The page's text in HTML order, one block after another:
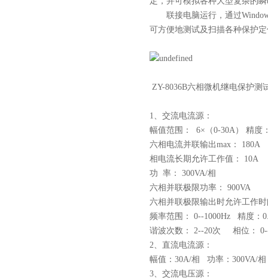
联接电脑运行，通过
可方便地测试及扫描各种保护
ZY-8036B六相微机继电保护测
1、交流电流源：
幅值范围： 6×（0-30A） 精度
六相电流并联输出max： 180A
相电流长期允许工作值： 10A
功 率： 300VA/相
六相并联极限功率： 900VA
六相并联极限输出时允许工作时
频率范围： 0--1000Hz 精度：
谐波次数： 2--20次 相位：
2、直流电流源：
幅值：30A/相 功率：300VA/
3、交流电压源：